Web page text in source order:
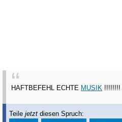
HAFTBEFEHL ECHTE MUSIK !!!!!!!!
Teilejetzt diesen Spruch: